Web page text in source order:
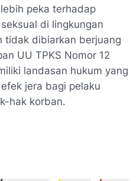
peka terhadap
di lingkungan
tidak dibiarkan berjuang
UU TPKS Nomor 12
landasan hukum yang
jera bagi pelaku
hak korban.